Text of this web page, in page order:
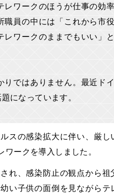
レワークのほうが仕事の効
職員の中には「これから市
レワークのままでもいい」
りではありません。最近ド
になっています。
スの感染拡大に伴い、厳し
ワークを導入しました。
れ、感染防止の観点から
い子供の面倒を見ながら